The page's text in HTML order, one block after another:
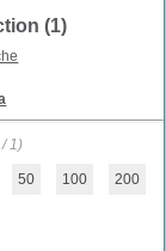
(1)
1)
50 100 200